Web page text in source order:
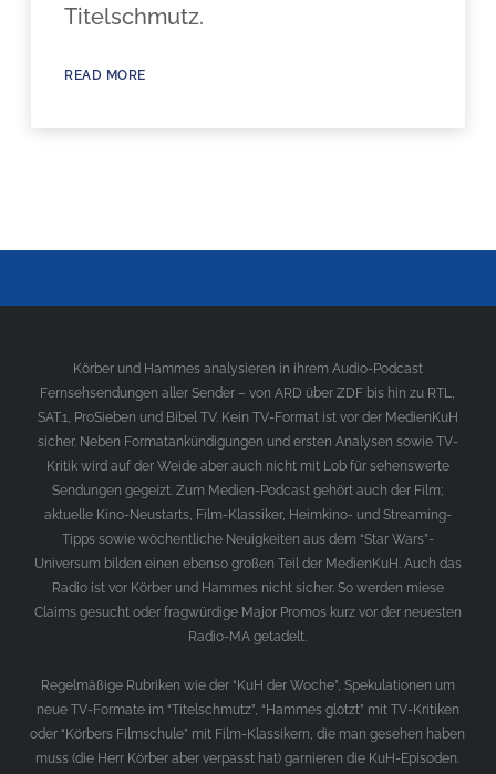
Titelschmutz.
READ MORE
Körber und Hammes analysieren in ihrem Audio-Podcast
Fernsehsendungen aller Sender – von ARD über ZDF bis hin zu RTL,
SAT.1, ProSieben und Bibel TV. Kein TV-Format ist vor der MedienKuH
sicher. Neben Formatankündigungen und ersten Analysen sowie TV-
Kritik wird auf der Weide aber auch nicht mit Lob für sehenswerte
Sendungen gegeizt. Zum Medien-Podcast gehört auch der Film;
aktuelle Kino-Neustarts, Film-Klassiker, Heimkino- und Streaming-
Tipps sowie wöchentliche Neuigkeiten aus dem “Star Wars”-
Universum bilden einen ebenso großen Teil der MedienKuH. Auch das
Radio ist vor Körber und Hammes nicht sicher. So werden miese
Claims gesucht oder fragwürdige Major Promos kurz vor der neuesten
Radio-MA getadelt.
Regelmäßige Rubriken wie der “KuH der Woche”, Spekulationen um
neue TV-Formate im “Titelschmutz”, “Hammes glotzt” mit TV-Kritiken
oder “Körbers Filmschule” mit Film-Klassikern, die man gesehen haben
muss (die Herr Körber aber verpasst hat) garnieren die KuH-Episoden.